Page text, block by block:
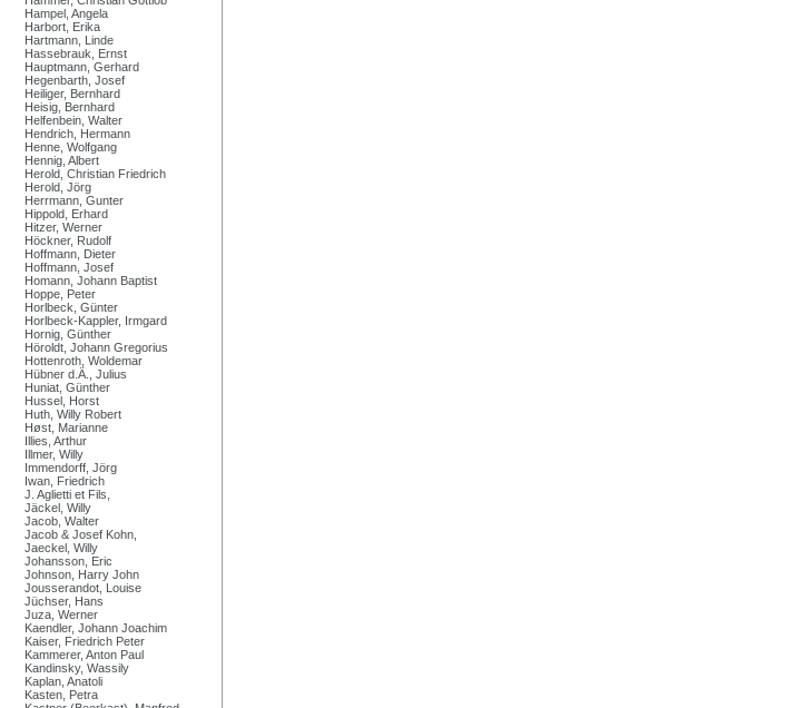
Hampel, Angela
Harbort, Erika
Hartmann, Linde
Hassebrauk, Ernst
Hauptmann, Gerhard
Hegenbarth, Josef
Heiliger, Bernhard
Heisig, Bernhard
Helfenbein, Walter
Hendrich, Hermann
Henne, Wolfgang
Hennig, Albert
Herold, Christian Friedrich
Herold, Jörg
Herrmann, Gunter
Hippold, Erhard
Hitzer, Werner
Höckner, Rudolf
Hoffmann, Dieter
Hoffmann, Josef
Homann, Johann Baptist
Hoppe, Peter
Horlbeck, Günter
Horlbeck-Kappler, Irmgard
Hornig, Günther
Höroldt, Johann Gregorius
Hottenroth, Woldemar
Hübner d.Ä., Julius
Huniat, Günther
Hussel, Horst
Huth, Willy Robert
Høst, Marianne
Illies, Arthur
Illmer, Willy
Immendorff, Jörg
Iwan, Friedrich
J. Aglietti et Fils,
Jäckel, Willy
Jacob, Walter
Jacob & Josef Kohn,
Jaeckel, Willy
Johansson, Eric
Johnson, Harry John
Jousserandot, Louise
Jüchser, Hans
Juza, Werner
Kaendler, Johann Joachim
Kaiser, Friedrich Peter
Kammerer, Anton Paul
Kandinsky, Wassily
Kaplan, Anatoli
Kasten, Petra